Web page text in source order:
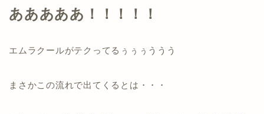
あああああ！！！！！
エムラクールがテクってるぅぅぅううう
まさかこの流れで出てくるとは・・・